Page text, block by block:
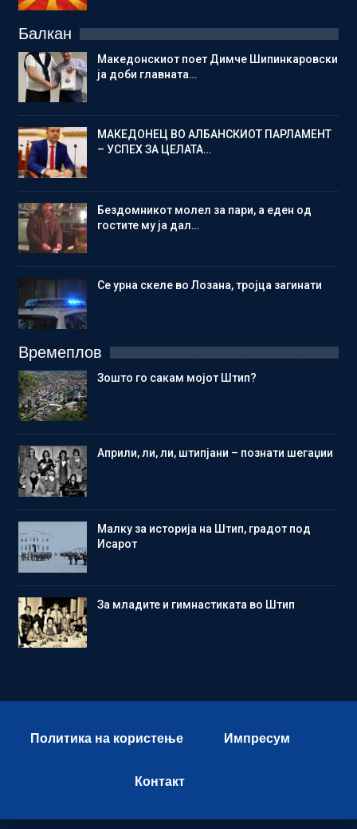
Балкан
Македонскиот поет Димче Шипинкаровски
ја доби главната…
МАКЕДОНЕЦ ВО АЛБАНСКИОТ ПАРЛАМЕНТ
– УСПЕХ ЗА ЦЕЛАТА…
Бездомникот молел за пари, а еден од
гостите му ја дал…
Се урна скеле во Лозана, тројца загинати
Времеплов
Зошто го сакам мојот Штип?
Aприли, ли, ли, штипјани – познати шегаџии
Малку за историја на Штип, градот под
Исарот
Зa младите и гимнастиката во Штип
Политика на користење Импресум
Контакт